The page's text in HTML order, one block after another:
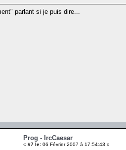
parlant si je puis dire...
Prog - IrcCaesar
« #7 le: 06 Février 2007 à 17:54:43 »